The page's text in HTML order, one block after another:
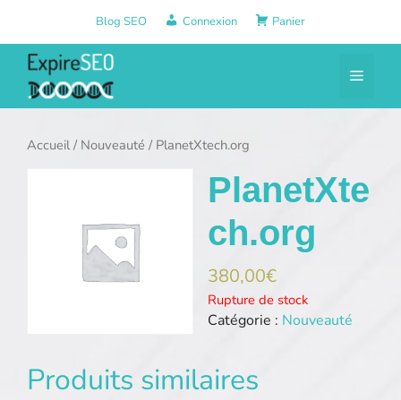
contenu
Blog SEO Connexion Panier
Menu
Accueil/ Nouveauté / PlanetXtech.org
PlanetXte
ch.org
380,00€
Rupture de stock
Catégorie : Nouveauté
Produits similaires